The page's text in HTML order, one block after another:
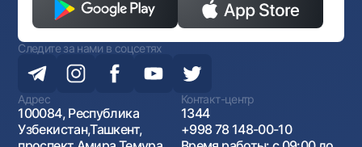
Следите за нами в соцсетях
Адрес
100084, Республика
Узбекистан,Ташкент,
Контакт-центр
1344
+998 78 148-00-10